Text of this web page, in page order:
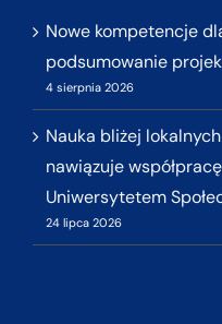
Nowe kompetencje
podsumowanie
4 sierpnia 2026
Nauka bliżej
nawiązuje
Uniwersytetem
24 lipca 2026